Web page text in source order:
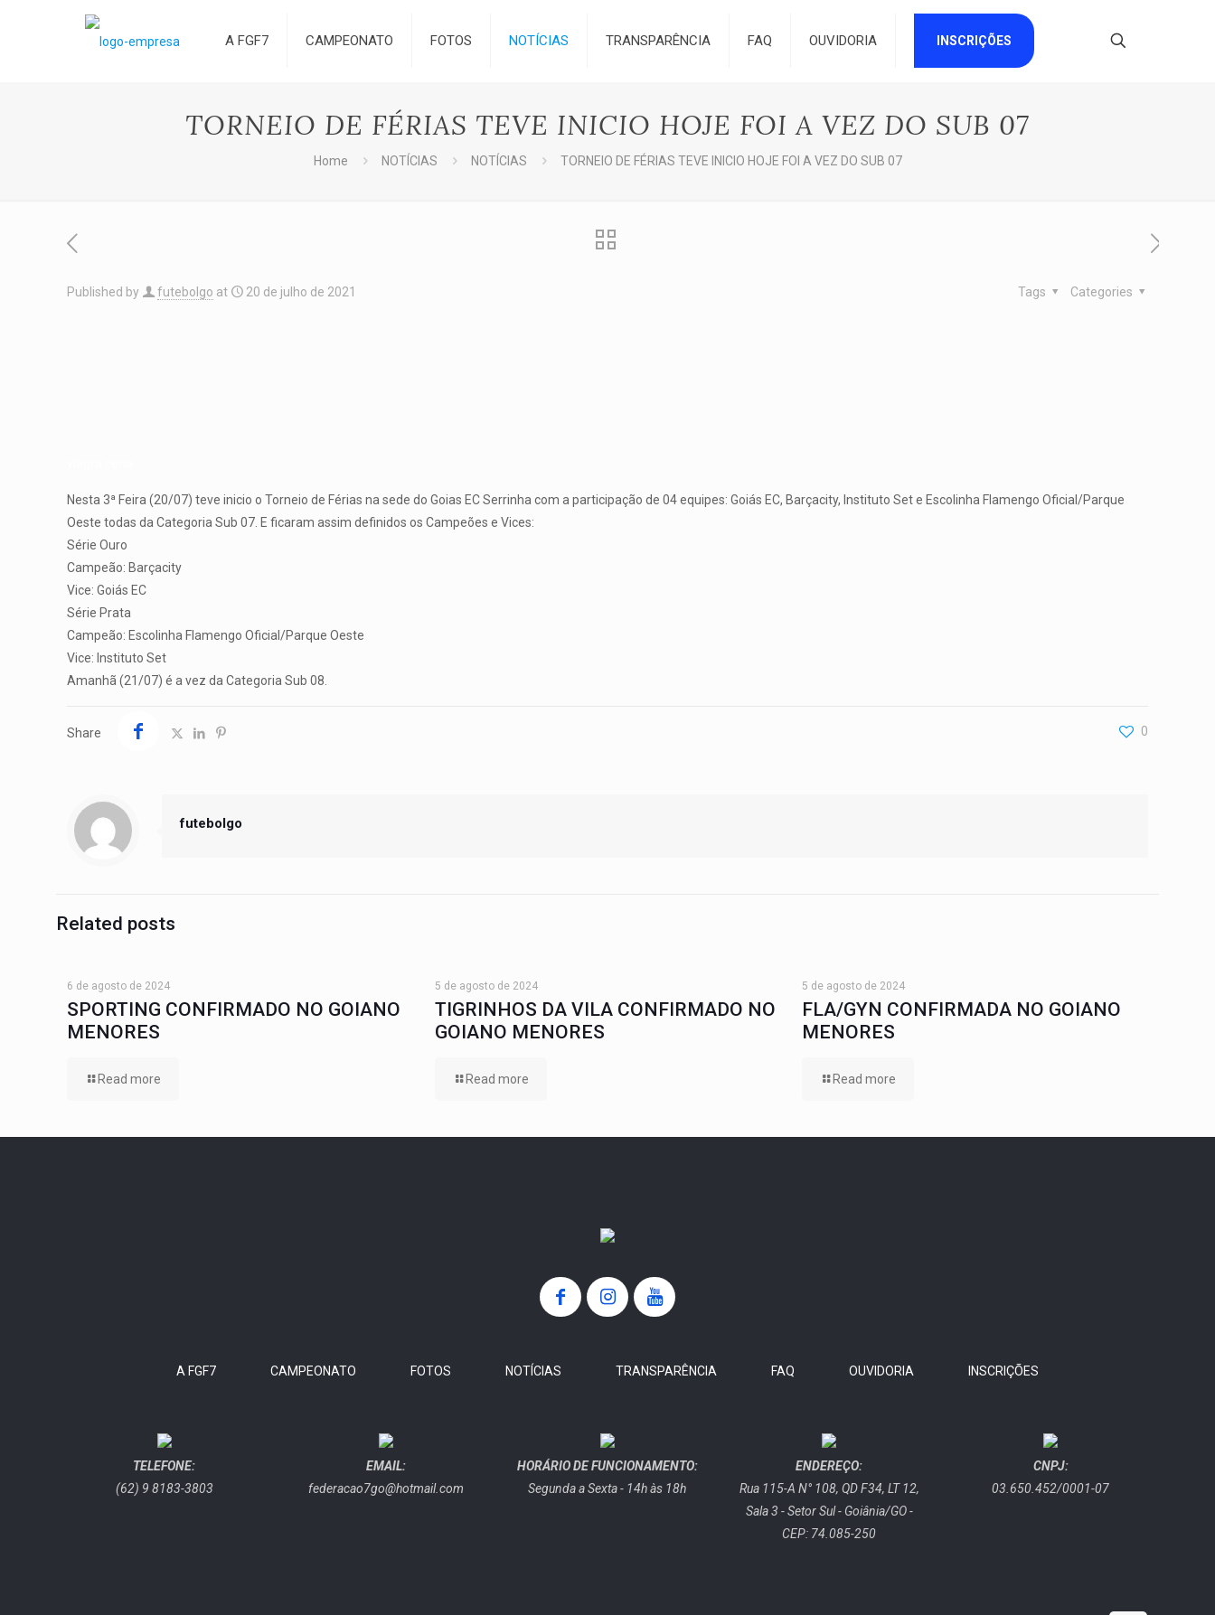
A FGF7 CAMPEONATO FOTOS NOTÍCIAS TRANSPARÊNCIA FAQ OUVIDORIA INSCRIÇÕES
TORNEIO DE FÉRIAS TEVE INICIO HOJE FOI A VEZ DO SUB 07
Home NOTÍCIAS NOTÍCIAS TORNEIO DE FÉRIAS TEVE INICIO HOJE FOI A VEZ DO SUB 07
Published by futebolgo at 20 de julho de 2021 Categories
Tags
Nesta 3ª Feira (20/07) teve inicio o Torneio de Férias na sede do Goias EC Serrinha com a participação de 04 equipes: Goiás EC, Barçacity, Instituto Set e Escolinha Flamengo Oficial/Parque
Oeste todas da Categoria Sub 07. E ficaram assim definidos os Campeões e Vices:
Série Ouro
Campeão: Barçacity
Vice: Goiás EC
Série Prata
Campeão: Escolinha Flamengo Oficial/Parque Oeste
Vice: Instituto Set
Amanhã (21/07) é a vez da Categoria Sub 08.
Share 0
futebolgo
Related posts
6 de agosto de 2024
SPORTING CONFIRMADO NO GOIANO
MENORES
Read more
5 de agosto de 2024
TIGRINHOS DA VILA CONFIRMADO NO
GOIANO MENORES
Read more
5 de agosto de 2024
FLA/GYN CONFIRMADA NO GOIANO
MENORES
Read more
A FGF7 CAMPEONATO FOTOS NOTÍCIAS TRANSPARÊNCIA FAQ OUVIDORIA INSCRIÇÕES
TELEFONE:
(62) 9 8183-3803
EMAIL:
federacao7go@hotmail.com
HORÁRIO DE FUNCIONAMENTO:
Segunda a Sexta - 14h às 18h
ENDEREÇO:
Rua 115-A N° 108, QD F34, LT 12,
Sala 3 - Setor Sul - Goiânia/GO -
CEP: 74.085-250
CNPJ:
03.650.452/0001-07